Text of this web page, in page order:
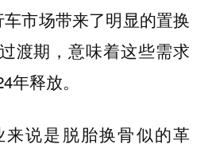
市场带来了明显的置换
渡期，意味着这些需求
年释放。
来说是脱胎换骨似的革